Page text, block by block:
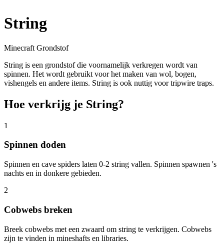
String
Minecraft Grondstof
String is een grondstof die voornamelijk verkregen wordt van
spinnen. Het wordt gebruikt voor het maken van wol, bogen,
vishengels en andere items. String is ook nuttig voor tripwire traps.
Hoe verkrijg je String?
1
Spinnen doden
Spinnen en cave spiders laten 0-2 string vallen. Spinnen spawnen 's
nachts en in donkere gebieden.
2
Cobwebs breken
Breek cobwebs met een zwaard om string te verkrijgen. Cobwebs
zijn te vinden in mineshafts en libraries.